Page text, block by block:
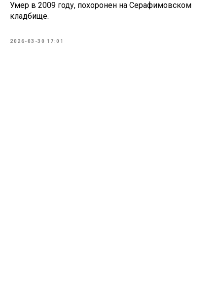
Умер в 2009 году, похоронен на Серафимовском
кладбище.
2026-03-30 17:01